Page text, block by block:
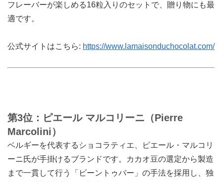
フレーバーが楽しめる16粒入りのセットで、贈り物にも最
適です。
公式サイトはこちら: https://www.lamaisonduchocolat.com/
第3位：ピエール マルコリーニ（Pierre
Marcolini）
ベルギーを代表するショコラティエ、ピエール・マルコリ
ーニ氏が手掛けるブランドです。カカオ豆の選定から製造
まで一貫して行う「ビーントゥバー」の手法を採用し、独